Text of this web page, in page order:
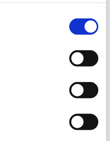
hyggelig klinik,
føler dig hjemme
fra første gang, du
fra gang til gang